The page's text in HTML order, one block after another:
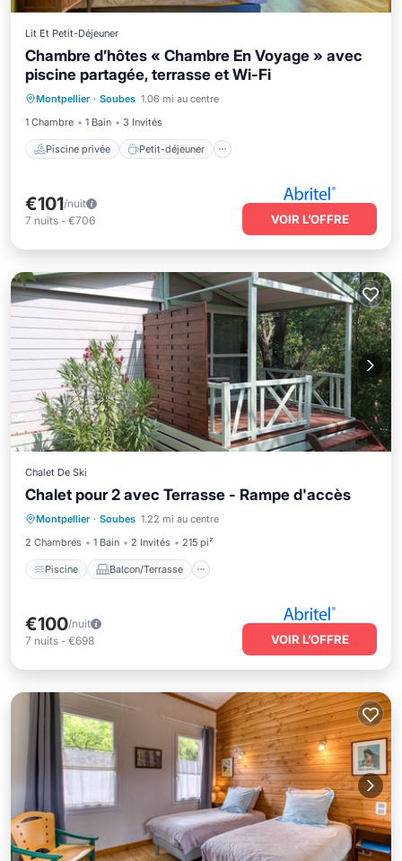
Lit Et Petit-Déjeuner
Chambre d’hôtes « Chambre En Voyage » avec
piscine partagée, terrasse et Wi-Fi
Montpellier · Soubes 1.06 mi au centre
1 Chambre
1 Bain 3 Invités
Piscine privée Petit-déjeuner
Piscine privée
Petit-déjeuner
Parking
Piscine
€101/nuit
7 nuits - €706 VOIR L’OFFRE
Chalet De Ski
Chalet pour 2 avec Terrasse - Rampe d'accès
Montpellier · Soubes 1.22 mi au centre
2 Chambres
1 Bain 2 Invités 215 pi²
Piscine Balcon/Terrasse
Piscine Balcon/Terrasse
Cuisine
Internet
€100/nuit
7 nuits - €698 VOIR L’OFFRE